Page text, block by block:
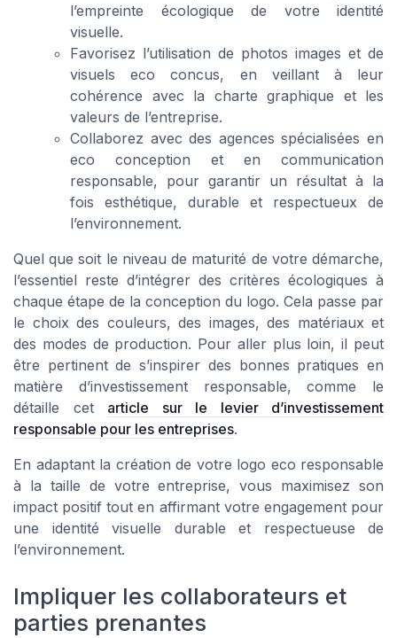
l’empreinte écologique de votre identité
visuelle.
Favorisez l’utilisation de photos images et de
visuels eco concus, en veillant à leur
cohérence avec la charte graphique et les
valeurs de l’entreprise.
Collaborez avec des agences spécialisées en
eco conception et en communication
responsable, pour garantir un résultat à la
fois esthétique, durable et respectueux de
l’environnement.
Quel que soit le niveau de maturité de votre démarche,
l’essentiel reste d’intégrer des critères écologiques à
chaque étape de la conception du logo. Cela passe par
le choix des couleurs, des images, des matériaux et
des modes de production. Pour aller plus loin, il peut
être pertinent de s’inspirer des bonnes pratiques en
matière d’investissement responsable, comme le
détaille cet article sur le levier d’investissement
responsable pour les entreprises.
En adaptant la création de votre logo eco responsable
à la taille de votre entreprise, vous maximisez son
impact positif tout en affirmant votre engagement pour
une identité visuelle durable et respectueuse de
l’environnement.
Impliquer les collaborateurs et
parties prenantes